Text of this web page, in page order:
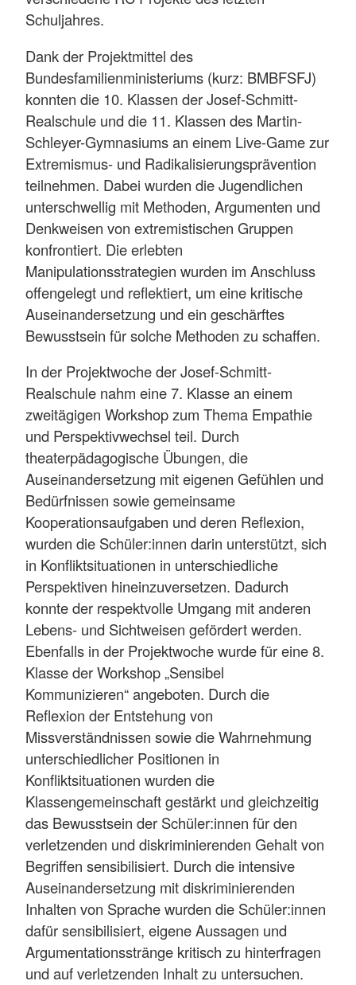
Schuljahres.
Dank der Projektmittel des
Bundesfamilienministeriums (kurz: BMBFSFJ)
konnten die 10. Klassen der Josef-Schmitt-
Realschule und die 11. Klassen des Martin-
Schleyer-Gymnasiums an einem Live-Game zur
Extremismus- und Radikalisierungsprävention
teilnehmen. Dabei wurden die Jugendlichen
unterschwellig mit Methoden, Argumenten und
Denkweisen von extremistischen Gruppen
konfrontiert. Die erlebten
Manipulationsstrategien wurden im Anschluss
offengelegt und reflektiert, um eine kritische
Auseinandersetzung und ein geschärftes
Bewusstsein für solche Methoden zu schaffen.
In der Projektwoche der Josef-Schmitt-
Realschule nahm eine 7. Klasse an einem
zweitägigen Workshop zum Thema Empathie
und Perspektivwechsel teil. Durch
theaterpädagogische Übungen, die
Auseinandersetzung mit eigenen Gefühlen und
Bedürfnissen sowie gemeinsame
Kooperationsaufgaben und deren Reflexion,
wurden die Schüler:innen darin unterstützt, sich
in Konfliktsituationen in unterschiedliche
Perspektiven hineinzuversetzen. Dadurch
konnte der respektvolle Umgang mit anderen
Lebens- und Sichtweisen gefördert werden.
Ebenfalls in der Projektwoche wurde für eine 8.
Klasse der Workshop „Sensibel
Kommunizieren“ angeboten. Durch die
Reflexion der Entstehung von
Missverständnissen sowie die Wahrnehmung
unterschiedlicher Positionen in
Konfliktsituationen wurden die
Klassengemeinschaft gestärkt und gleichzeitig
das Bewusstsein der Schüler:innen für den
verletzenden und diskriminierenden Gehalt von
Begriffen sensibilisiert. Durch die intensive
Auseinandersetzung mit diskriminierenden
Inhalten von Sprache wurden die Schüler:innen
dafür sensibilisiert, eigene Aussagen und
Argumentationsstränge kritisch zu hinterfragen
und auf verletzenden Inhalt zu untersuchen.